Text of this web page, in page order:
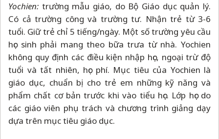
Yochien: trường mẫu giáo, do Bộ Giáo dục quản lý.
Có cả trường công và trường tư. Nhận trẻ từ 3-6
tuổi. Giữ trẻ chỉ 5 tiếng/ngày. Một số trường yêu cầu
học sinh phải mang theo bữa trưa từ nhà. Yochien
không quy định các điều kiện nhập học, ngoại trừ độ
tuổi và tất nhiên, học phí. Mục tiêu của Yochien là
giáo dục, chuẩn bị cho trẻ em những kỹ năng và
phẩm chất cơ bản trước khi vào tiểu học. Lớp học do
các giáo viên phụ trách và chương trình giảng dạy
dựa trên mục tiêu giáo dục.